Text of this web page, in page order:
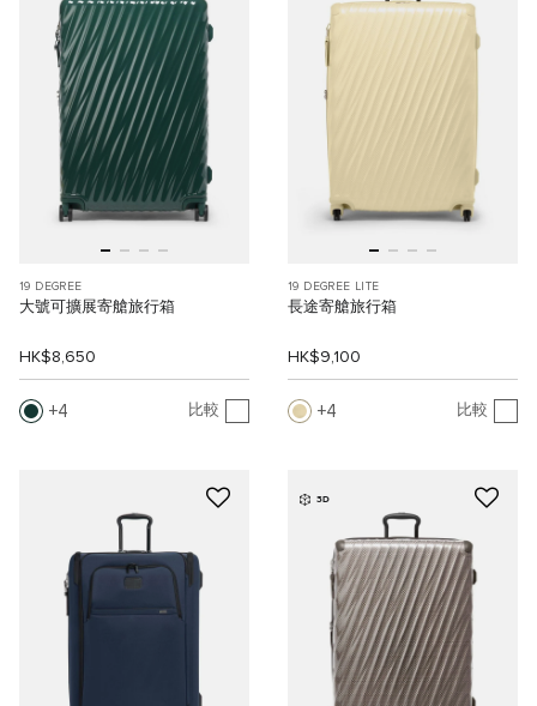
19 DEGREE
大號可擴展寄艙旅行箱
HK$8,650
4 比較
19 DEGREE LITE
長途寄艙旅行箱
HK$9,100
4 比較
3D